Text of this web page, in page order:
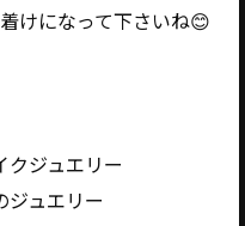
けになって下さいね😊
ジュエリー
ジュエリー